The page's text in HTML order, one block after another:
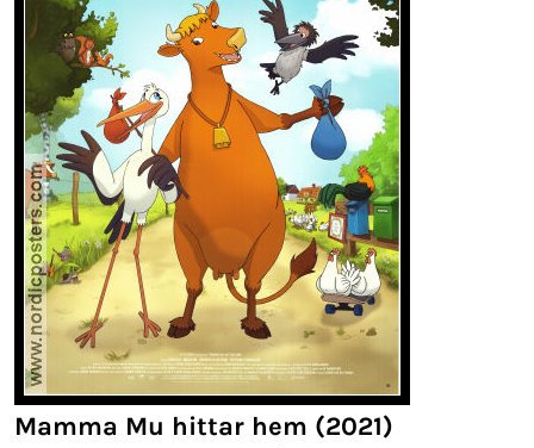
Mamma Mu hittar hem (2021)